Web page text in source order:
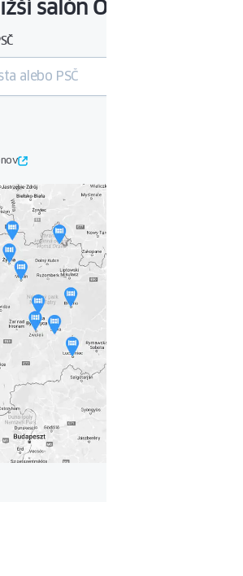
na nasledujúcu adresu:
salón OKNOPLAST